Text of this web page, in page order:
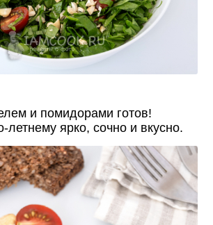
и помидорами готов!
летнему ярко, сочно и вкусно.